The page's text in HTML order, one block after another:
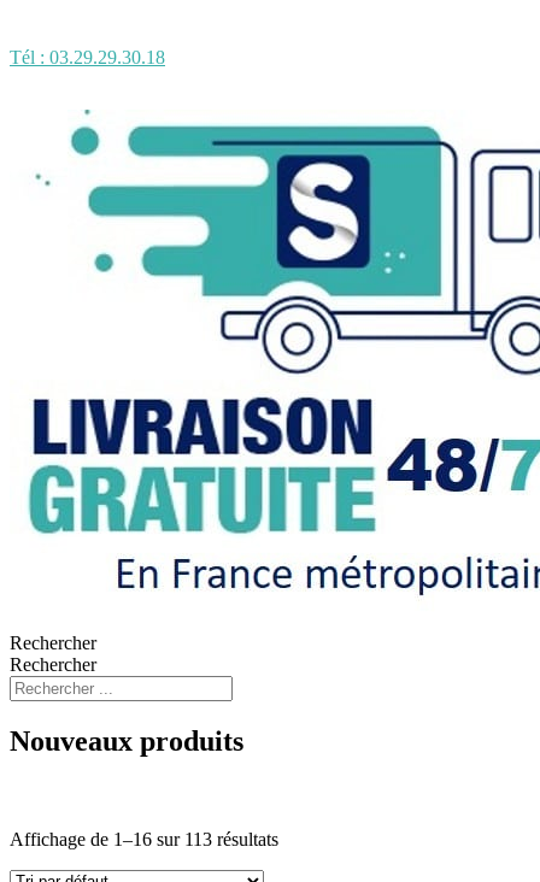
Tél : 03.29.29.30.18
Rechercher
Rechercher
Nouveaux produits
Affichage de 1–16 sur 113 résultats